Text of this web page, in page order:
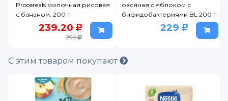
Procereals молочная рисовая
с бананом, 200 г
239.20
299
овсяная с яблоком с
бифидобактериями BL 200 г
229
С этим товаром покупают